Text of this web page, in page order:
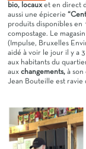
bio, locauxet en direct
aussi une épicerie
produits disponibles en
compostage. Le
(Impulse, Bruxelles
aidé à voir le jour il y a
aux habitants du
aux changements, à son
Jean Bouteille est ravie